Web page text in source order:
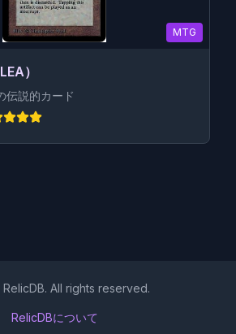
MTG
）
伝説的カード
RelicDB. All rights reserved.
RelicDBについて